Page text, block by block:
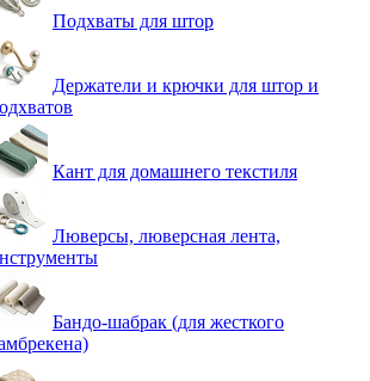
Подхваты для штор
Держатели и крючки для штор и
Кант для домашнего текстиля
Люверсы, люверсная лента,
Бандо-шабрак (для жесткого